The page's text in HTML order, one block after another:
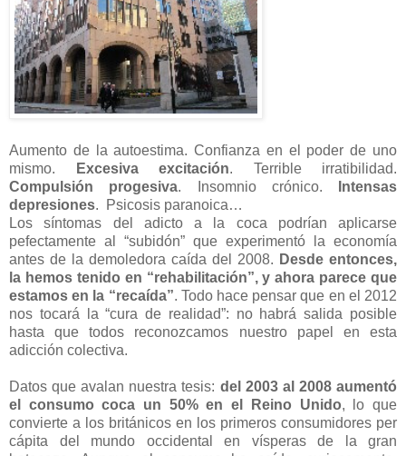
Aumento de la autoestima. Confianza en el poder de uno
mismo.
Excesiva excitación. Terrible irratibilidad.
Compulsión progesiva. Insomnio crónico.
Intensas
depresiones. Psicosis paranoica…
Los síntomas del adicto a la coca podrían aplicarse
pefectamente al “subidón” que experimentó la economía
antes de la demoledora caída del 2008. Desde entonces,
la hemos tenido en “rehabilitación”, y ahora parece que
estamos en la “recaída”. Todo hace pensar que en el 2012
nos tocará la “cura de realidad”: no habrá salida posible
hasta que todos reconozcamos nuestro papel en esta
adicción colectiva.
Datos que avalan nuestra tesis: del 2003 al 2008 aumentó
el consumo coca un 50% en el Reino Unido, lo que
convierte a los británicos en los primeros consumidores per
cápita del mundo occidental en vísperas de la gran